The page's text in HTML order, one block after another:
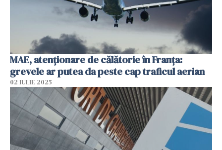
MAE, atenţionare de călătorie în Franţa:
grevele ar putea da peste cap traficul aerian
02 IULIE 2025